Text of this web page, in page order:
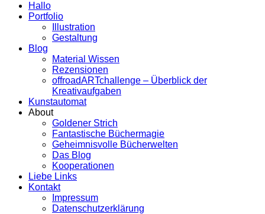
Hallo
Portfolio
Illustration
Gestaltung
Blog
Material Wissen
Rezensionen
offroadARTchallenge – Überblick der
Kreativaufgaben
Kunstautomat
About
Goldener Strich
Fantastische Büchermagie
Geheimnisvolle Bücherwelten
Das Blog
Kooperationen
Liebe Links
Kontakt
Impressum
Datenschutzerklärung